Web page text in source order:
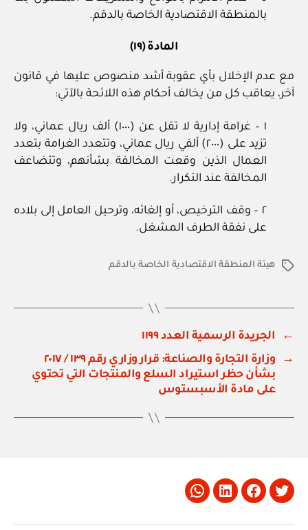
بالمنطقة الاقتصادية الخاصة بالدقم.
المادة (١٩)
مع عدم الإخلال بأي عقوبة أشد منصوص عليها في قانون
آخر، يعاقب كل من يخالف أحكام هذه اللائحة بالآتي:
١ – غرامة إدارية لا تقل عن (١٠٠٠) ألف ريال عماني، ولا
تزيد على (٢٠٠٠) ألفي ريال عماني، وتتعدد الغرامة بتعدد
العمال الذين وقعت المخالفة بشأنهم، وتتضاعف
المخالفة عند التكرار.
٢ – وقف الترخيص، أو إلغائه، وترحيل العامل إلى بلاده
على نفقة الطرف المشغل.
الوسومهيئة المنطقة الاقتصادية الخاصة بالدقم
←
الجريدة الرسمية العدد ١١٩٩
→
وزارة التجارة والصناعة: قرار وزاري رقم ١٣٩ / ٢٠١٧
بشأن حظر استيراد السلع والمنتجات التي تحتوي
على مادة الأسبستوس
Twitter
Facebook
LinkedIn
Whatsapp